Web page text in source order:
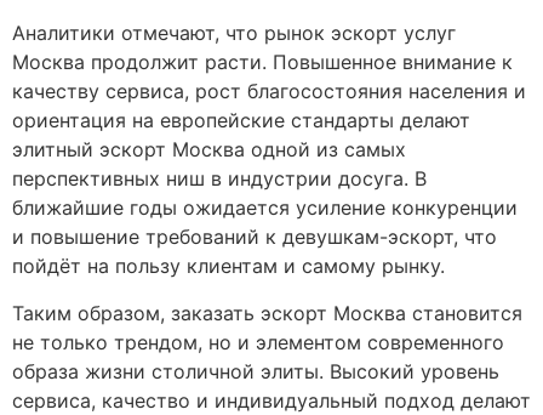
Аналитики отмечают, что рынок эскорт услуг
Москва продолжит расти. Повышенное внимание к
качеству сервиса, рост благосостояния населения и
ориентация на европейские стандарты делают
элитный эскорт Москва одной из самых
перспективных ниш в индустрии досуга. В
ближайшие годы ожидается усиление конкуренции
и повышение требований к девушкам-эскорт, что
пойдёт на пользу клиентам и самому рынку.
Таким образом, заказать эскорт Москва становится
не только трендом, но и элементом современного
образа жизни столичной элиты. Высокий уровень
сервиса, качество и индивидуальный подход делают